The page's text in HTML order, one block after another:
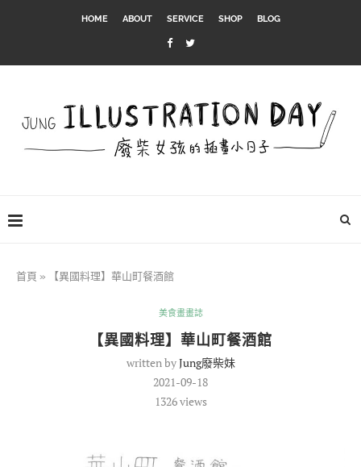
HOME ABOUT SERVICE SHOP BLOG
首頁 » 【異國料理】華山町餐酒館
美食畫畫誌
【異國料理】華山町餐酒館
written byJung廢柴妹
2021-09-18
1326views